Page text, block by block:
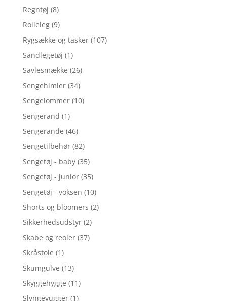
Regntøj (8)
Rolleleg (9)
Rygsække og tasker (107)
Sandlegetøj (1)
Savlesmække (26)
Sengehimler (34)
Sengelommer (10)
Sengerand (1)
Sengerande (46)
Sengetilbehør (82)
Sengetøj - baby (35)
Sengetøj - junior (35)
Sengetøj - voksen (10)
Shorts og bloomers (2)
Sikkerhedsudstyr (2)
Skabe og reoler (37)
Skråstole (1)
Skumgulve (13)
Skyggehygge (11)
Slyngevugger (1)